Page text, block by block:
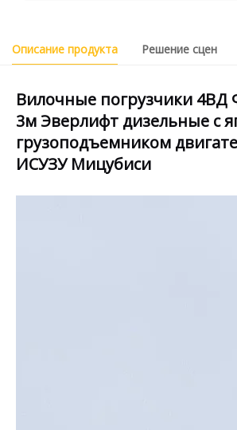
Описание продукта Решение сцен
Вилочные погрузчики 4ВД
3м Эверлифт дизельные с
грузоподъемником
ИСУЗУ Мицубиси